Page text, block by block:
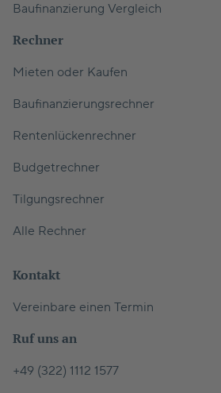
Baufinanzierung Vergleich
Rechner
Mieten oder Kaufen
Baufinanzierungsrechner
Rentenlückenrechner
Budgetrechner
Tilgungsrechner
Alle Rechner
Kontakt
Vereinbare einen Termin
Ruf uns an
+49 (322) 1112 1577